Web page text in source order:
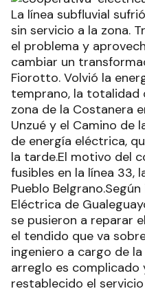
La línea subfluvial
sin servicio a la zona.
el problema y
cambiar un
Fiorotto. Volvió la
temprano, la totalidad
zona de la Costanera
Unzué y el Camino de
de energía eléctrica,
la tarde.El motivo del
fusibles en la línea 33,
Pueblo
Eléctrica de
se pusieron a reparar
el tendido que va
ingeniero a cargo de
arreglo es
restablecido el